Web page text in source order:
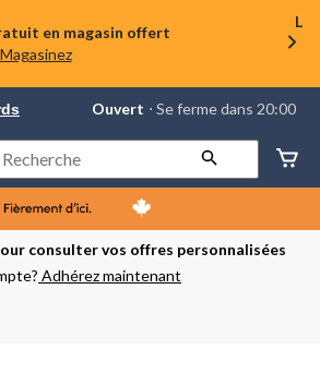
en magasin offert
Magasinez
La
votre
préféré
Toronto
Stockyards,
courament
Ouvert,
Se
dans
Ouvert ⋅ Se ferme dans 20:00
Rechercher
consulter vos offres personnalisées
Adhérez maintenant